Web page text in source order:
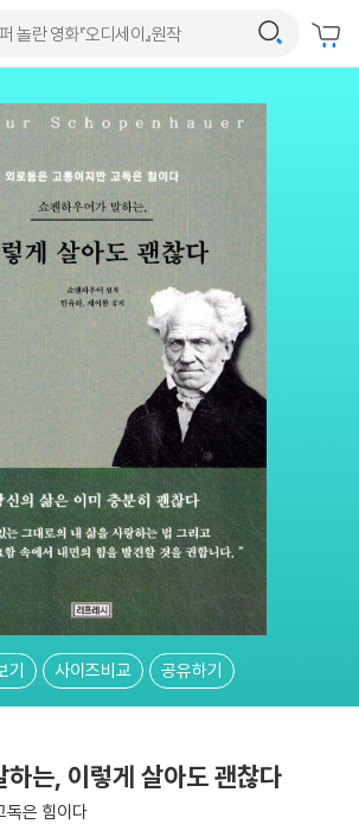
기 사이즈비교 공유하기
하는, 이렇게 살아도 괜찮다
독은 힘이다